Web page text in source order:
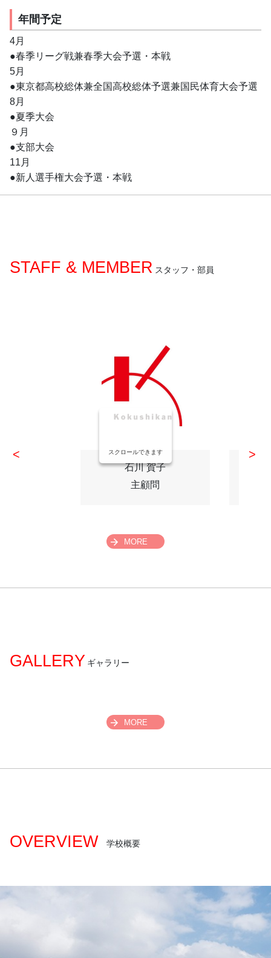
年間予定
4月
●春季リーグ戦兼春季大会予選・本戦
5月
●東京都高校総体兼全国高校総体予選兼国民体育大会予選
8月
●夏季大会
９月
●支部大会
11月
●新人選手権大会予選・本戦
スタッフ・部員
STAFF & MEMBER
石川 賀子
主顧問
スクロールできます
MORE
ギャラリー
GALLERY
MORE
学校概要
OVERVIEW